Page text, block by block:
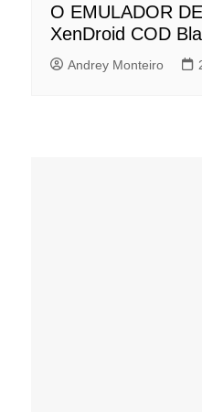
O EMULADOR
XenDroid COD
Andrey Monteiro